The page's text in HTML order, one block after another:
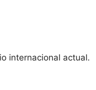
internacional actual.